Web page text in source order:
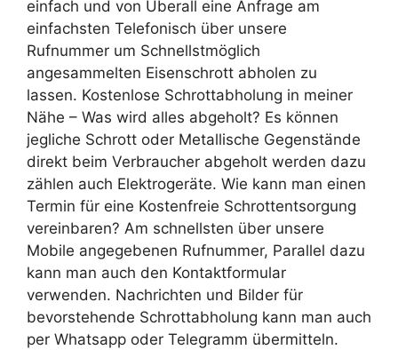
einfach und von Überall eine Anfrage am
einfachsten Telefonisch über unsere
Rufnummer um Schnellstmöglich
angesammelten Eisenschrott abholen zu
lassen. Kostenlose Schrottabholung in meiner
Nähe – Was wird alles abgeholt? Es können
jegliche Schrott oder Metallische Gegenstände
direkt beim Verbraucher abgeholt werden dazu
zählen auch Elektrogeräte. Wie kann man einen
Termin für eine Kostenfreie Schrottentsorgung
vereinbaren? Am schnellsten über unsere
Mobile angegebenen Rufnummer, Parallel dazu
kann man auch den Kontaktformular
verwenden. Nachrichten und Bilder für
bevorstehende Schrottabholung kann man auch
per Whatsapp oder Telegramm übermitteln.